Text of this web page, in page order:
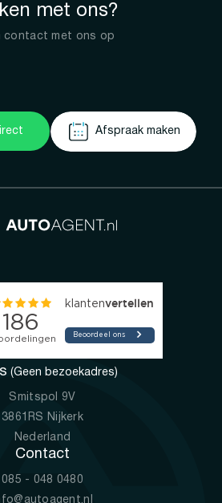
met ons?
contact met ons op
Afspraak maken
(Geen bezoekadres)
Smitspol 9V
3861RS Nijkerk
Nederland
Contact
085 - 048 0480